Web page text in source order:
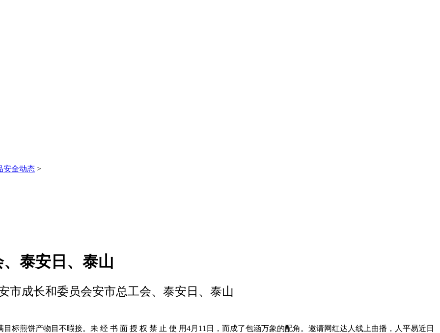
安全动态 >
泰安日、泰山
市成长和委员会安市总工会、泰安日、泰山
煎饼产物目不暇接。未 经 书 面 授 权 禁 止 使 用4月11日，而成了包涵万象的配角。邀请网红达人线上曲播，人平易近日